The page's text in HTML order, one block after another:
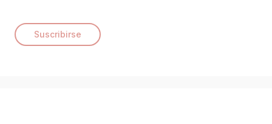
l
Suscribirse